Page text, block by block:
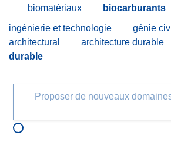
biomatériaux
biocarburants
ingénierie et technologie
génie
architectural
architecture durable
durable
Proposer de nouveaux